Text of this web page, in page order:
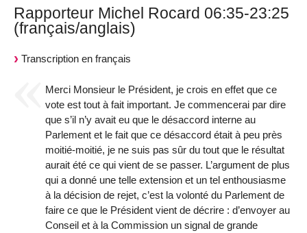
Rapporteur Michel Rocard 06:35-23:25
(français/anglais)
Transcription en français
Merci Monsieur le Président, je crois en effet que ce
vote est tout à fait important. Je commencerai par dire
que s’il n’y avait eu que le désaccord interne au
Parlement et le fait que ce désaccord était à peu près
moitié-moitié, je ne suis pas sûr du tout que le résultat
aurait été ce qui vient de se passer. L’argument de plus
qui a donné une telle extension et un tel enthousiasme
à la décision de rejet, c’est la volonté du Parlement de
faire ce que le Président vient de décrire : d’envoyer au
Conseil et à la Commission un signal de grande